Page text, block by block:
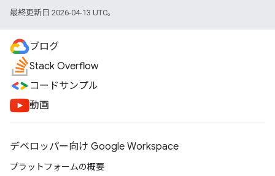
最終更新日 2026-04-13 UTC。
ブログ
Stack Overflow
コードサンプル
動画
デベロッパー向け Google Workspace
プラットフォームの概要